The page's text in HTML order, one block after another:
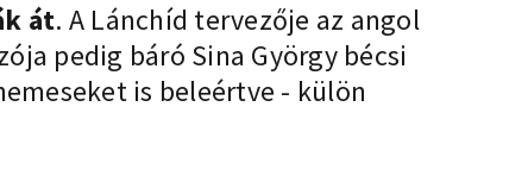
át. A Lánchíd tervezője az angol
pedig báró Sina György bécsi
is beleértve - külön